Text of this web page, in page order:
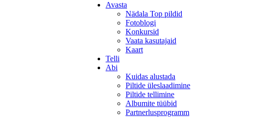
Avasta
Nädala Top pildid
Fotoblogi
Konkursid
Vaata kasutajaid
Kaart
Telli
Abi
Kuidas alustada
Piltide üleslaadimine
Piltide tellimine
Albumite tüübid
Partnerlusprogramm